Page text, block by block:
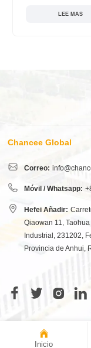
LEE MAS
Chancee Global
Correo:
Móvil / Whatsapp:
Hefei Añadir:
Qiaowan 11,
Industrial, 231202,
Provincia de Anhui,
Inicio